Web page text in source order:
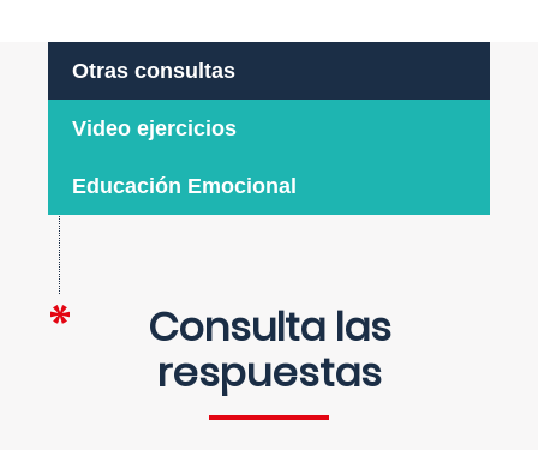
Otras consultas
Video ejercicios
Educación Emocional
Consulta las
respuestas